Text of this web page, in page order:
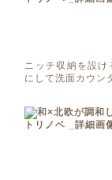
ニッチ収納を設
にして洗面カウン